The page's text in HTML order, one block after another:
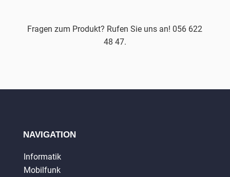
Fragen zum Produkt? Rufen Sie uns an! 056 622
48 47.
NAVIGATION
Informatik
Mobilfunk